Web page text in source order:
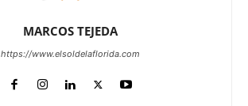
MARCOS TEJEDA
https://www.elsoldelaflorida.com